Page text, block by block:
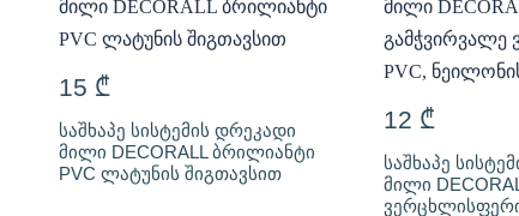
15 ₾
საშხაპე სისტემის დრეკადი
მილი DECORALL ბრილიანტი
PVC ლატუნის შიგთავსით
12 ₾
საშხაპე
მილი